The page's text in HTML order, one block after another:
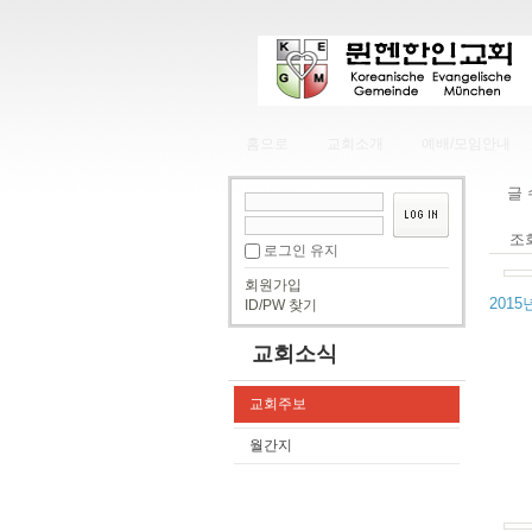
로그인 유지
회원가입
ID/PW 찾기
교회소식
교회주보
월간지
글
조
2015